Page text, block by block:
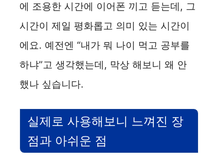
에 조용한 시간에 이어폰 끼고 듣는데, 그
시간이 제일 평화롭고 의미 있는 시간이
에요. 예전엔 “내가 뭐 나이 먹고 공부를
하냐”고 생각했는데, 막상 해보니 왜 안
했나 싶습니다.
실제로 사용해보니 느껴진 장
점과 아쉬운 점